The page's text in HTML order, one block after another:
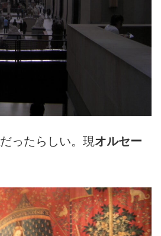
だったらしい。現オルセー